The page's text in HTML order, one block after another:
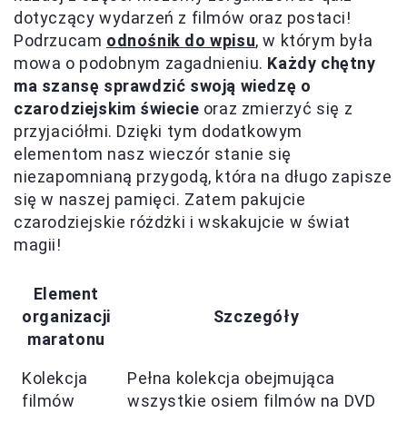
dotyczący wydarzeń z filmów oraz postaci!
Podrzucam odnośnik do wpisu, w którym była
mowa o podobnym zagadnieniu. Każdy chętny
ma szansę sprawdzić swoją wiedzę o
czarodziejskim świecie oraz zmierzyć się z
przyjaciółmi. Dzięki tym dodatkowym
elementom nasz wieczór stanie się
niezapomnianą przygodą, która na długo zapisze
się w naszej pamięci. Zatem pakujcie
czarodziejskie różdżki i wskakujcie w świat
magii!
Element
organizacji
maratonu
Szczegóły
Kolekcja
filmów
Pełna kolekcja obejmująca
wszystkie osiem filmów na DVD